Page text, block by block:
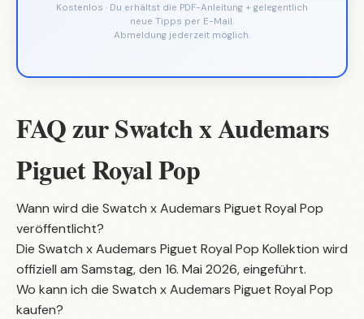
Kostenlos · Du erhältst die PDF-Anleitung + gelegentlich
neue Tipps per E-Mail.
Abmeldung jederzeit möglich.
FAQ zur Swatch x Audemars
Piguet Royal Pop
Wann wird die Swatch x Audemars Piguet Royal Pop
veröffentlicht?
Die Swatch x Audemars Piguet Royal Pop Kollektion wird
offiziell am Samstag, den 16. Mai 2026, eingeführt.
Wo kann ich die Swatch x Audemars Piguet Royal Pop
kaufen?